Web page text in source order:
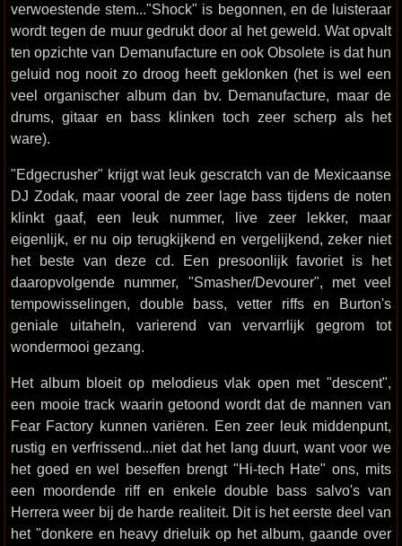
verwoestende stem..."Shock" is begonnen, en de luisteraar
wordt tegen de muur gedrukt door al het geweld. Wat opvalt
ten opzichte van Demanufacture en ook Obsolete is dat hun
geluid nog nooit zo droog heeft geklonken (het is wel een
veel organischer album dan bv. Demanufacture, maar de
drums, gitaar en bass klinken toch zeer scherp als het
ware).
"Edgecrusher" krijgt wat leuk gescratch van de Mexicaanse
DJ Zodak, maar vooral de zeer lage bass tijdens de noten
klinkt gaaf, een leuk nummer, live zeer lekker, maar
eigenlijk, er nu oip terugkijkend en vergelijkend, zeker niet
het beste van deze cd. Een presoonlijk favoriet is het
daaropvolgende nummer, "Smasher/Devourer", met veel
tempowisselingen, double bass, vetter riffs en Burton's
geniale uitaheln, varierend van vervarrlijk gegrom tot
wondermooi gezang.
Het album bloeit op melodieus vlak open met "descent",
een mooie track waarin getoond wordt dat de mannen van
Fear Factory kunnen variëren. Een zeer leuk middenpunt,
rustig en verfrissend...niet dat het lang duurt, want voor we
het goed en wel beseffen brengt "Hi-tech Hate" ons, mits
een moordende riff en enkele double bass salvo's van
Herrera weer bij de harde realiteit. Dit is het eerste deel van
het "donkere en heavy drieluik op het album, gaande over